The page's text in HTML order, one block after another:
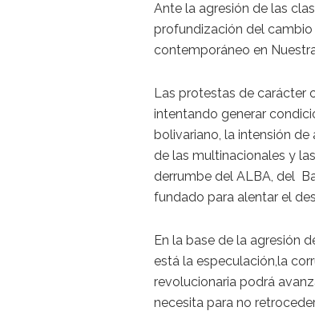
Ante la agresión de las
profundización del
contemporáneo en
Las protestas de carácter
intentando generar
bolivariano, la intensión
de las multinacionales y
derrumbe del ALBA, del
fundado para alentar el
En la base de la agresión
está la especulación,la
revolucionaria podrá
necesita para no